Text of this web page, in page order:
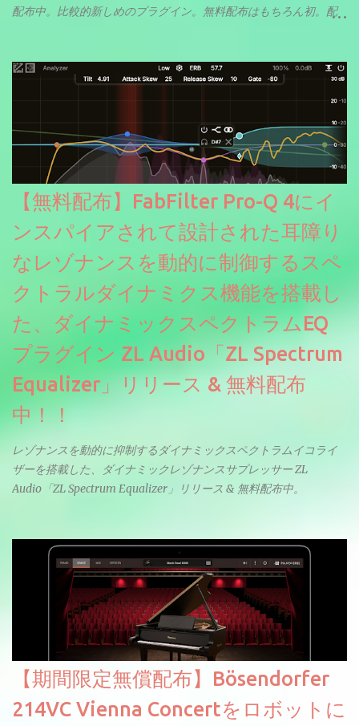
配布中。比較的新しめのプラグイン。無料配布はもちろん初。配
【無料配布】FabFilter Pro-Q 4にイ
ンスパイアされて設計された耳障り
なレゾナンスを動的に制御するスペ
クトラルダイナミクス機能を搭載し
た、ダイナミックスペクトラムEQ
プラグイン ZL Audio「ZL Spectrum
Equalizer」リリース & 無料配布
中！！
レゾナンスを動的に抑制するダイナミックスペクトラムイコライ
ザーを搭載した、ダイナミックレゾナンスサプレッサー ZL
Audio「ZL Spectrum Equalizer」リリース & 無料配布中。
【期間限定無償配布】Bösendorfer
214VC Vienna Concertをロボットに